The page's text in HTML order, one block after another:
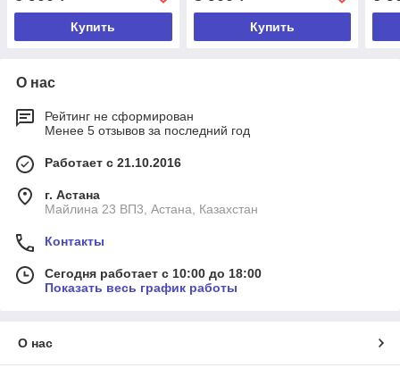
Купить Купить
О нас
Рейтинг не сформирован
Менее 5 отзывов за последний год
Работает с 21.10.2016
г. Астана
Майлина 23 ВП3, Астана, Казахстан
Контакты
Сегодня работает с 10:00 до 18:00
Показать весь график работы
О нас